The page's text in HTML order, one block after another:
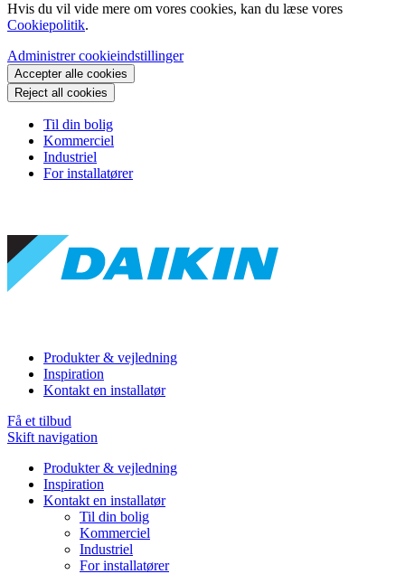
Hvis du vil vide mere om vores cookies, kan du læse vores
Cookiepolitik.
Administrer cookieindstillinger
Accepter alle cookies
Reject all cookies
Til din bolig
Kommerciel
Industriel
For installatører
Produkter & vejledning
Inspiration
Kontakt en installatør
Få et tilbud
Skift navigation
Produkter & vejledning
Inspiration
Kontakt en installatør
Til din bolig
Kommerciel
Industriel
For installatører